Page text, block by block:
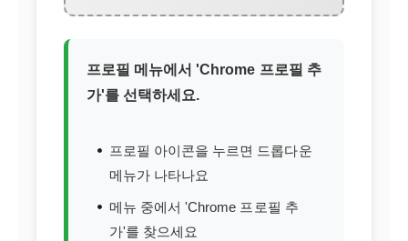
프로필 메뉴에서 'Chrome 프로필 추
가'를 선택하세요.
프로필 아이콘을 누르면 드롭다운
메뉴가 나타나요
메뉴 중에서 'Chrome 프로필 추
가'를 찾으세요